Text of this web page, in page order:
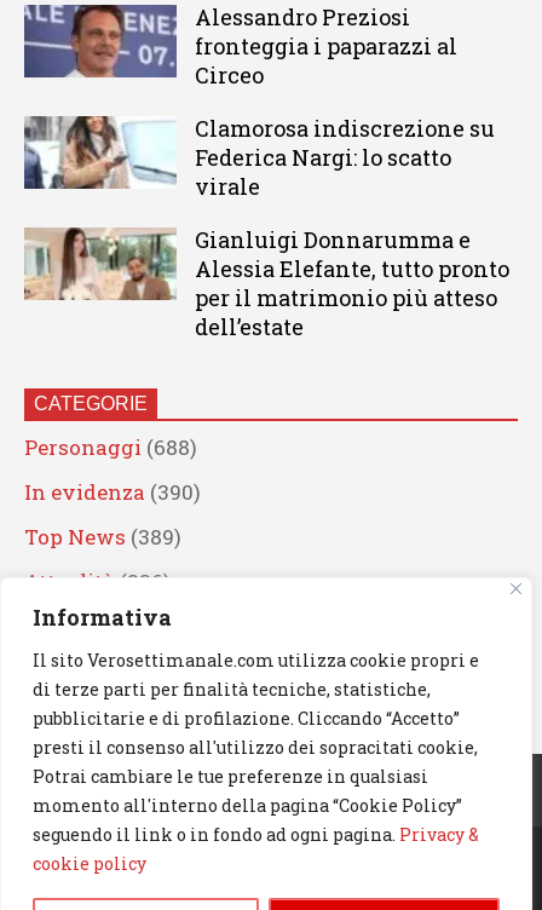
Informativa
Il sito Verosettimanale.com utilizza cookie propri e
di terze parti per finalità tecniche, statistiche,
pubblicitarie e di profilazione. Cliccando “Accetto”
presti il consenso all'utilizzo dei sopracitati cookie,
Potrai cambiare le tue preferenze in qualsiasi
momento all'interno della pagina “Cookie Policy”
seguendo il link o in fondo ad ogni pagina. Privacy &
cookie policy
Alessandro Preziosi
fronteggia i paparazzi al
Circeo
Clamorosa indiscrezione su
Federica Nargi: lo scatto
virale
Gianluigi Donnarumma e
Alessia Elefante, tutto pronto
per il matrimonio più atteso
dell’estate
CATEGORIE
Personaggi (688)
In evidenza (390)
Top News (389)
Attualità (336)
Eventi(330)
Artisti (241)
News(238)
Cerca
© 2023 Verosettimanale.com. All rights reserved.